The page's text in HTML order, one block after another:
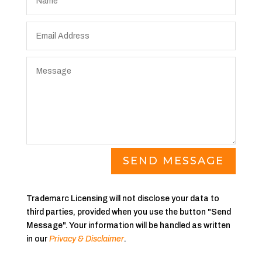
SEND MESSAGE
Trademarc Licensing will not disclose your data to
third parties, provided when you use the button "Send
Message". Your information will be handled as written
in our Privacy & Disclaimer.